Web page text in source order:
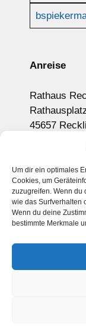
Um dir ein optimales
Cookies, um
zuzugreifen. Wenn du
wie das Surfverhalten
Wenn du deine
bestimmte Merkmale
Anreise
Rathaus
45657
Anzeige auf
Newsletter
Sitemap